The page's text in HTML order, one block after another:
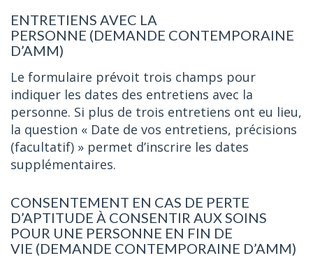
ENTRETIENS AVEC LA
PERSONNE (DEMANDE CONTEMPORAINE
D’AMM)
Le formulaire prévoit trois champs pour
indiquer les dates des entretiens avec la
personne. Si plus de trois entretiens ont eu lieu,
la question « Date de vos entretiens, précisions
(facultatif) » permet d’inscrire les dates
supplémentaires.
CONSENTEMENT EN CAS DE PERTE
D’APTITUDE À CONSENTIR AUX SOINS
POUR UNE PERSONNE EN FIN DE
VIE (DEMANDE CONTEMPORAINE D’AMM)